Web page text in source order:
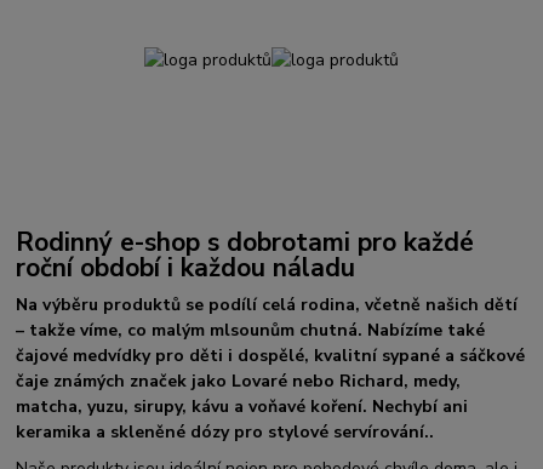
Rodinný e-shop s dobrotami pro každé
roční období i každou náladu
Na výběru produktů se podílí celá rodina, včetně našich dětí
– takže víme, co malým mlsounům chutná. Nabízíme také
čajové medvídky pro děti i dospělé, kvalitní sypané a sáčkové
čaje známých značek jako Lovaré nebo Richard, medy,
matcha, yuzu, sirupy, kávu a voňavé koření. Nechybí ani
keramika a skleněné dózy pro stylové servírování..